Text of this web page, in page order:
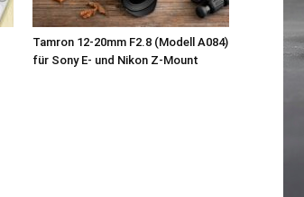
Tamron 12-20mm F2.8 (Modell A084)
für Sony E- und Nikon Z-Mount